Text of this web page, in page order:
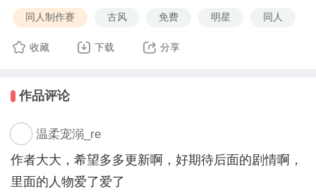
素材大部分源于网络，如果侵犯了您的权益，请联系作
者删除。
花开翩翩，如云四散。
只因七百年前惊鸿一面，便再难忘却他容颜。
苦修成神，欲与成良缘，可奈何又有两段桃花缓缓绽
放，横亘心前。
一心归谁，一念与谁，一世一生，一灭一空。
同人制作赛 古风 免费 明星 同人
收藏 下载 分享
作品评论
温柔宠溺_re
作者大大，希望多多更新啊，好期待后面的剧情啊，
里面的人物爱了爱了